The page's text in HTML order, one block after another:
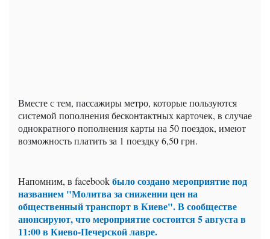
Вместе с тем, пассажиры метро, которые пользуются
системой пополнения бесконтактных карточек, в случае
однократного пополнения карты на 50 поездок, имеют
возможность платить за 1 поездку 6,50 грн.
Напомним, в facebookбыло создано мероприятие под
названием "Молитва за снижении цен на
общественный транспорт в Киеве". В сообществе
анонсируют, что мероприятие состоится 5 августа в
11:00 в Киево-Печерской лавре.